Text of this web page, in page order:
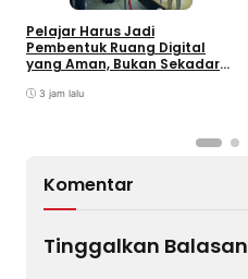
Pelajar Harus Jadi
Pembentuk Ruang Digital
yang Aman, Bukan Sekadar
3 jam lalu
Komentar
Tinggalkan Balasan